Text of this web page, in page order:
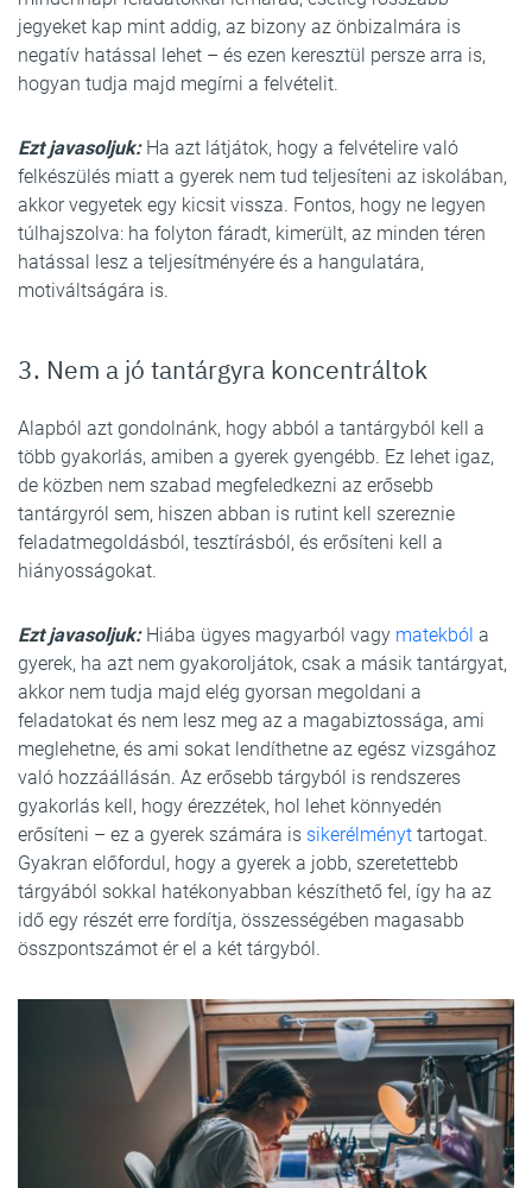
jegyeket kap mint addig, az bizony az önbizalmára is
negatív hatással lehet – és ezen keresztül persze arra is,
hogyan tudja majd megírni a felvételit.
Ezt javasoljuk: Ha azt látjátok, hogy a felvételire való
felkészülés miatt a gyerek nem tud teljesíteni az iskolában,
akkor vegyetek egy kicsit vissza. Fontos, hogy ne legyen
túlhajszolva: ha folyton fáradt, kimerült, az minden téren
hatással lesz a teljesítményére és a hangulatára,
motiváltságára is.
3. Nem a jó tantárgyra koncentráltok
Alapból azt gondolnánk, hogy abból a tantárgyból kell a
több gyakorlás, amiben a gyerek gyengébb. Ez lehet igaz,
de közben nem szabad megfeledkezni az erősebb
tantárgyról sem, hiszen abban is rutint kell szereznie
feladatmegoldásból, tesztírásból, és erősíteni kell a
hiányosságokat.
Ezt javasoljuk: Hiába ügyes magyarból vagy matekból a
gyerek, ha azt nem gyakoroljátok, csak a másik tantárgyat,
akkor nem tudja majd elég gyorsan megoldani a
feladatokat és nem lesz meg az a magabiztossága, ami
meglehetne, és ami sokat lendíthetne az egész vizsgához
való hozzáállásán. Az erősebb tárgyból is rendszeres
gyakorlás kell, hogy érezzétek, hol lehet könnyedén
erősíteni – ez a gyerek számára is sikerélményt tartogat.
Gyakran előfordul, hogy a gyerek a jobb, szeretettebb
tárgyából sokkal hatékonyabban készíthető fel, így ha az
idő egy részét erre fordítja, összességében magasabb
összpontszámot ér el a két tárgyból.